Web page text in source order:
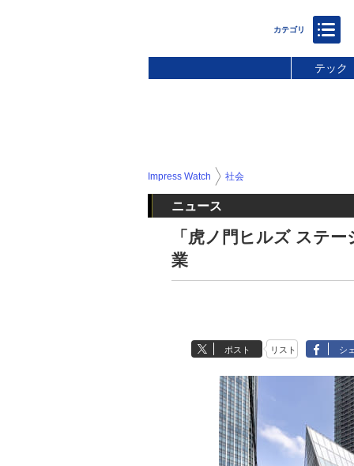
テック
Impress Watch 社会
ニュース
「虎ノ門ヒルズ ステ
業
ポスト リスト シ